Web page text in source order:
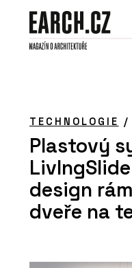
TECHNOLOGIE /
Plastový
design
dveře na